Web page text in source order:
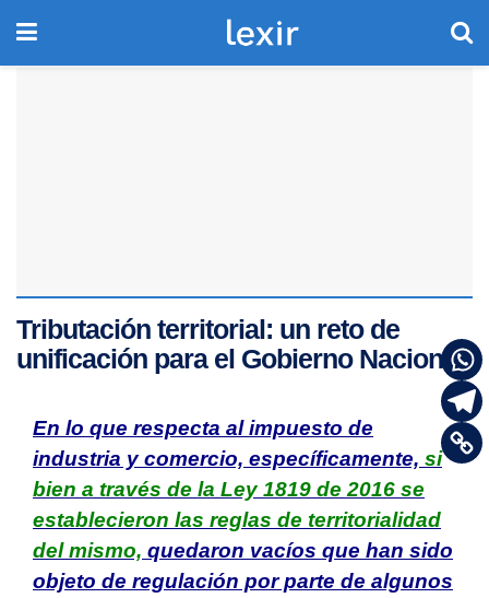
Tributación territorial: un reto de
unificación para el Gobierno Nacional
En lo que respecta al impuesto de
industria y comercio, específicamente, si
bien a través de la Ley 1819 de 2016 se
establecieron las reglas de territorialidad
del mismo, quedaron vacíos que han sido
objeto de regulación por parte de algunos